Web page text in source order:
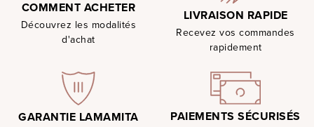
COMMENT ACHETER
Découvrez les modalités
d'achat
LIVRAISON RAPIDE
Recevez vos commandes
rapidement
GARANTIE LAMAMITA PAIEMENTS SÉCURISÉS